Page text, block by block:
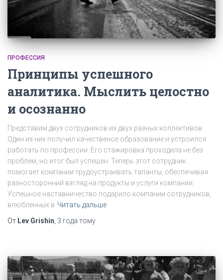
ПРОФЕССИЯ
Принципы успешного
аналитика. Мыслить целостно
и осознанно
Представим двух сотрудников из двух разных коллективов.
Один из них получил качественое образование и устроился
работать по профессии. Его стажировка проходила не без
проблем, но итог был успешен. Теперь этот сотрудник
помогает компании трудоустраивать таланты, обеспечивая
разносторонний взгляд на продукты и услуги компании.
Успешное наставничество подарило компании сотрудников,
влюбленных в Читать дальше
От Lev Grishin 3 года тому